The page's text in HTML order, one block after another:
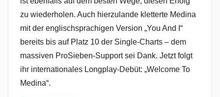
zu wiederholen. Auch hierzulande kletterte Medina
mit der englischsprachigen Version „You And I“
bereits bis auf Platz 10 der Single-Charts – dem
massiven ProSieben-Support sei Dank. Jetzt folgt
ihr internationales Longplay-Debüt: „Welcome To
Medina“.